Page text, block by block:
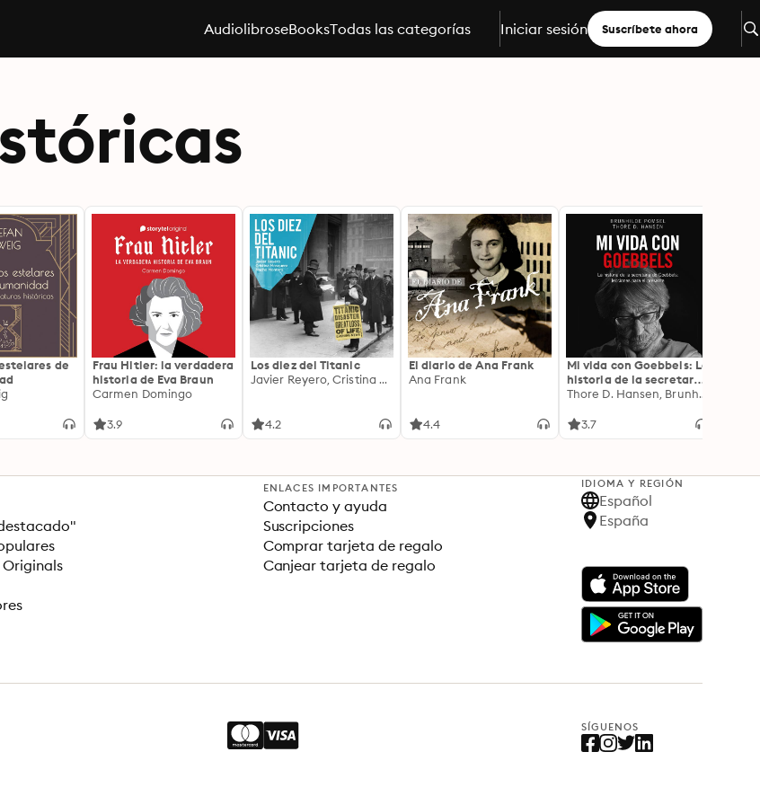
AudiolibroseBooksTodas las categorías Iniciar sesión Suscríbete ahora
de
Frau Hitler: la verdadera
historia de Eva Braun
Carmen Domingo
3.9
Los diez del Titanic
Javier Reyero, Cristina Mosquera, Nacho Montero
4.2
El diario de Ana Frank
Ana Frank
4.4
Mi vida con Goebbels: La
historia de la secretaria
de Goebbels: leccionesThore D. Hansen, Brunhilde Pomsen
3.7
ENLACES IMPORTANTES
Contacto y ayuda
Suscripciones
Comprar tarjeta de regalo
Canjear tarjeta de regalo
IDIOMA Y REGIÓN
Español
España
SÍGUENOS